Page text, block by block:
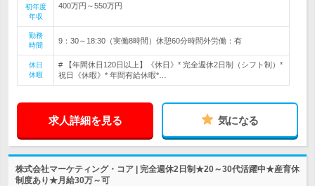
初年度
年収
400万円～550万円
勤務
時間
9：30～18:30（実働8時間）休憩60分時間外労働：有
休日
休暇
# 【年間休日120日以上】《休日》* 完全週休2日制（シフト制）*
祝日《休暇》* 年間有給休暇*…
求人詳細を見る 気になる
株式会社マーケティング・コア | 完全週休2日制★20～30代活躍中★産育休
制度あり★月給30万～可